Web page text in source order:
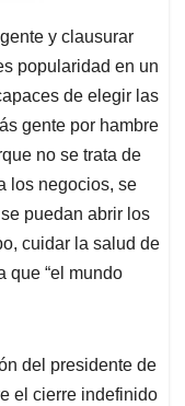
y clausurar
popularidad en un
de elegir las
gente por hambre
no se trata de
los negocios, se
puedan abrir los
cuidar la salud de
que “el mundo
del presidente de
el cierre indefinido